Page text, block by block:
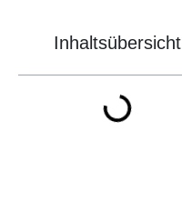
Inhaltsübersicht